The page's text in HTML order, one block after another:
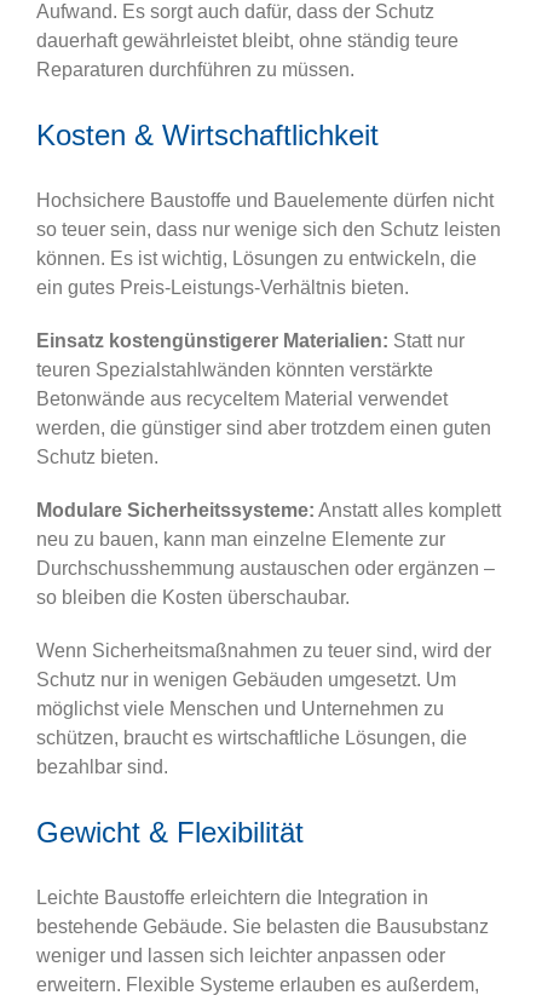
Aufwand. Es sorgt auch dafür, dass der Schutz
dauerhaft gewährleistet bleibt, ohne ständig teure
Reparaturen durchführen zu müssen.
Kosten & Wirtschaftlichkeit
Hochsichere Baustoffe und Bauelemente dürfen nicht
so teuer sein, dass nur wenige sich den Schutz leisten
können. Es ist wichtig, Lösungen zu entwickeln, die
ein gutes Preis-Leistungs-Verhältnis bieten.
Einsatz kostengünstigerer Materialien: Statt nur
teuren Spezialstahlwänden könnten verstärkte
Betonwände aus recyceltem Material verwendet
werden, die günstiger sind aber trotzdem einen guten
Schutz bieten.
Modulare Sicherheitssysteme: Anstatt alles komplett
neu zu bauen, kann man einzelne Elemente zur
Durchschusshemmung austauschen oder ergänzen –
so bleiben die Kosten überschaubar.
Wenn Sicherheitsmaßnahmen zu teuer sind, wird der
Schutz nur in wenigen Gebäuden umgesetzt. Um
möglichst viele Menschen und Unternehmen zu
schützen, braucht es wirtschaftliche Lösungen, die
bezahlbar sind.
Gewicht & Flexibilität
Leichte Baustoffe erleichtern die Integration in
bestehende Gebäude. Sie belasten die Bausubstanz
weniger und lassen sich leichter anpassen oder
erweitern. Flexible Systeme erlauben es außerdem,